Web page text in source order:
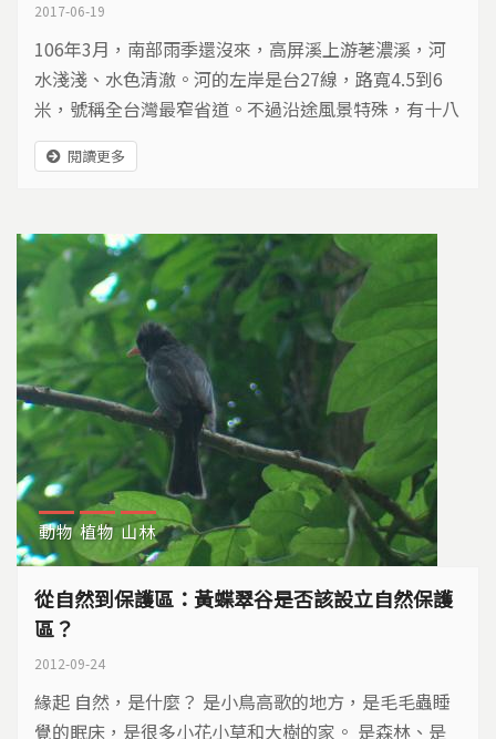
2017-06-19
106年3月，南部雨季還沒來，高屏溪上游荖濃溪，河
水淺淺、水色清澈。河的左岸是台27線，路寬4.5到6
米，號稱全台灣最窄省道。不過沿途風景特殊，有十八
羅漢山的崢嶸山勢，還有300多棵70多年的土芒果樹，
形成綠色隧道，是高雄六龜近年超吸睛的私房景點。
閱讀更多
動物 植物 山林
從自然到保護區：黃蝶翠谷是否該設立自然保護
區？
2012-09-24
緣起 自然，是什麼？ 是小鳥高歌的地方，是毛毛蟲睡
覺的眠床，是很多小花小草和大樹的家。 是森林、是